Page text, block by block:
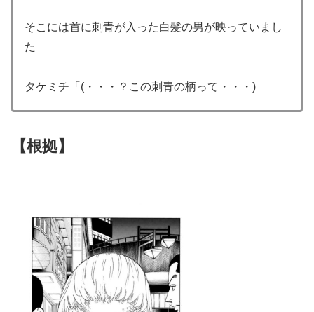
そこには首に刺青が入った白髪の男が映っていまし
た
タケミチ「(・・・？この刺青の柄って・・・)
【根拠】